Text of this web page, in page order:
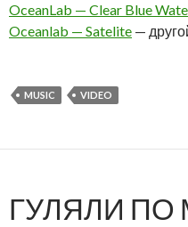
OceanLab — Clear Blue
Oceanlab — Satelite —
MUSIC VIDEO
ГУЛЯЛИ ПО